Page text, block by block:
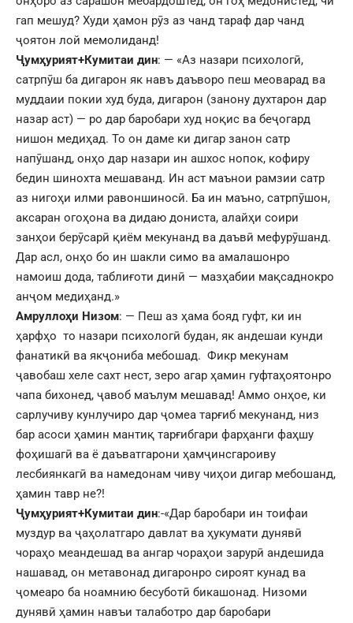
гап мешуд? Худи ҳамон рӯз аз чанд тараф дар чанд
ҷоятон лой мемолиданд!
Ҷумҳурият+Кумитаи дин: — «Аз назари психологӣ,
сатрпӯш ба дигарон як навъ даъворо пеш меоварад ва
муддаии покии худ буда, дигарон (занону духтарон дар
назар аст) — ро дар баробари худ ноқис ва беҷогард
нишон медиҳад. То он даме ки дигар занон сатр
напӯшанд, онҳо дар назари ин ашхос нопок, кофиру
бедин шинохта мешаванд. Ин аст маънои рамзии сатр
аз нигоҳи илми равоншиносӣ. Ба ин маъно, сатрпӯшон,
аксаран огоҳона ва дидаю дониста, алайҳи соири
занҳои берӯсарӣ қиём мекунанд ва даъвӣ мефурӯшанд.
Дар асл, онҳо бо ин шакли симо ва амалашонро
намоиш дода, таблиғоти динӣ — мазҳабии мақсаднокро
анҷом медиҳанд.»
Амруллоҳи Низом: — Пеш аз ҳама бояд гуфт, ки ин
ҳарфҳо то назари психологӣ будан, як андешаи кунди
фанатикӣ ва якҷониба мебошад. Фикр мекунам
ҷавобаш хеле сахт нест, зеро агар ҳамин гуфтаҳоятонро
чапа бихонед, ҷавоб маълум мешавад! Аммо онҳое, ки
сарлучиву кунлучиро дар ҷомеа тарғиб мекунанд, низ
бар асоси ҳамин мантиқ тарғибгари фарҳанги фаҳшу
фоҳишагӣ ва ё даъватгарони ҳамҷинсгароиву
лесбиянкагӣ ва намедонам чиву чиҳои дигар мебошанд,
ҳамин тавр не?!
Ҷумҳурият+Кумитаи дин:-«Дар баробари ин тоифаи
муздур ва ҷаҳолатгаро давлат ва ҳукумати дунявӣ
чораҳо меандешад ва ангар чораҳои зарурӣ андешида
нашавад, он метавонад дигаронро сироят кунад ва
ҷомеаро ба ноамнию бесуботӣ бикашонад. Низоми
дунявӣ ҳамин навъи талаботро дар баробари